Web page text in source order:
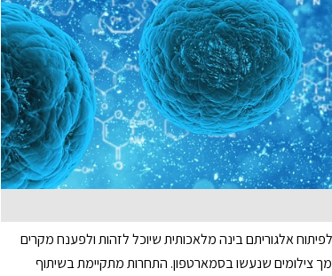
אלגוריתם בינה מלאכותית שיוכל לזהות ולפענח מקרים
צילומים שנעשו בסמארטפון. התחרות מתקיימת בשיתוף